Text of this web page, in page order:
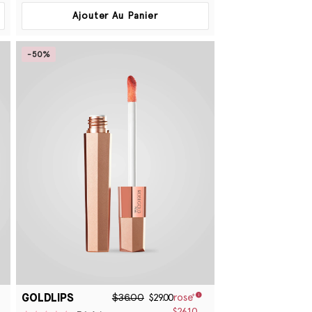
Ajouter Au Panier
-50%
GOLDLIPS $36.00 $29.00